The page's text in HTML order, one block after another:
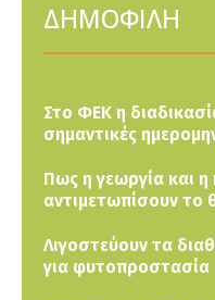
ΔΗΜΟΦΙΛΗ
Στο ΦΕΚ η
σημαντικές
Πως η γεωργία και
αντιμετωπίσουν το
Λιγοστεύουν τα
για φυτοπροστασία